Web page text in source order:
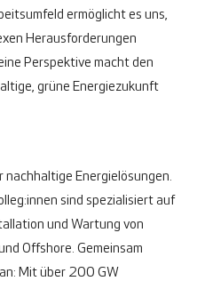
ermöglicht es uns,
Herausforderungen
Perspektive macht den
grüne Energiezukunft
Energielösungen.
sind spezialisiert auf
und Wartung von
Offshore. Gemeinsam
Mit über 200 GW